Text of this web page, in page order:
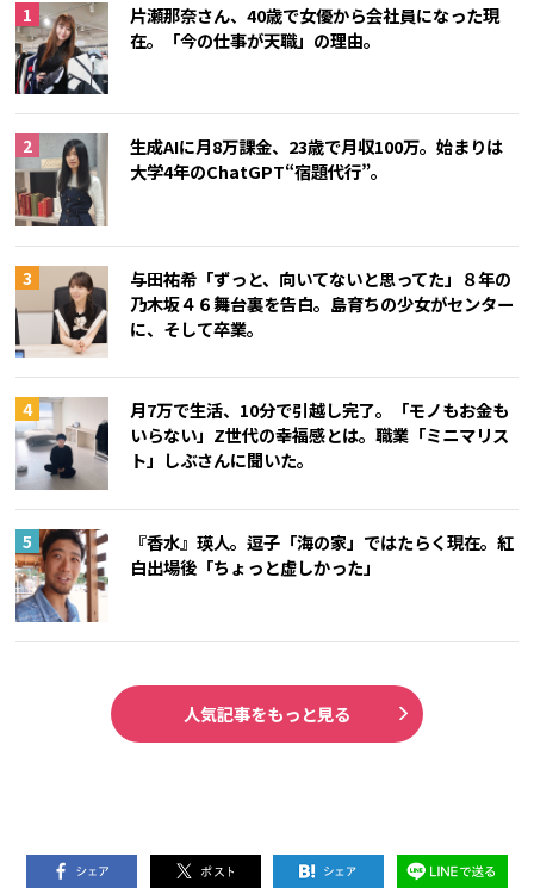
片瀬那奈さん、40歳で女優から会社員になった現
在。「今の仕事が天職」の理由。
生成AIに月8万課金、23歳で月収100万。始まりは
大学4年のChatGPT“宿題代行”。
与田祐希「ずっと、向いてないと思ってた」８年の
乃木坂４６舞台裏を告白。島育ちの少女がセンター
に、そして卒業。
月7万で生活、10分で引越し完了。「モノもお金も
いらない」Z世代の幸福感とは。職業「ミニマリス
ト」しぶさんに聞いた。
『香水』瑛人。逗子「海の家」ではたらく現在。紅
白出場後「ちょっと虚しかった」
人気記事をもっと見る